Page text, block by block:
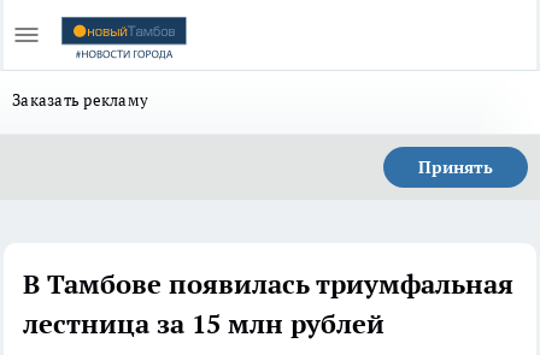
Заказать рекламу
Принять
В Тамбове появилась триумфальная
лестница за 15 млн рублей